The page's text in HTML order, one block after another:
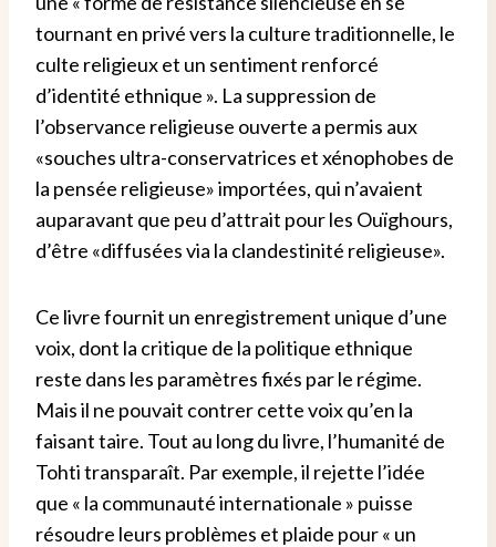
tournant en privé vers la culture traditionnelle, le
culte religieux et un sentiment renforcé
d’identité ethnique ». La suppression de
l’observance religieuse ouverte a permis aux
«souches ultra-conservatrices et xénophobes de
la pensée religieuse» importées, qui n’avaient
auparavant que peu d’attrait pour les Ouïghours,
d’être «diffusées via la clandestinité religieuse».
Ce livre fournit un enregistrement unique d’une
voix, dont la critique de la politique ethnique
reste dans les paramètres fixés par le régime.
Mais il ne pouvait contrer cette voix qu’en la
faisant taire. Tout au long du livre, l’humanité de
Tohti transparaît. Par exemple, il rejette l’idée
que « la communauté internationale » puisse
résoudre leurs problèmes et plaide pour « un